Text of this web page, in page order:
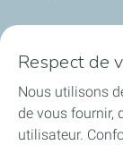
Certificats
Nos
Respect de
Nous utilisons
de vous fournir,
utilisateur.